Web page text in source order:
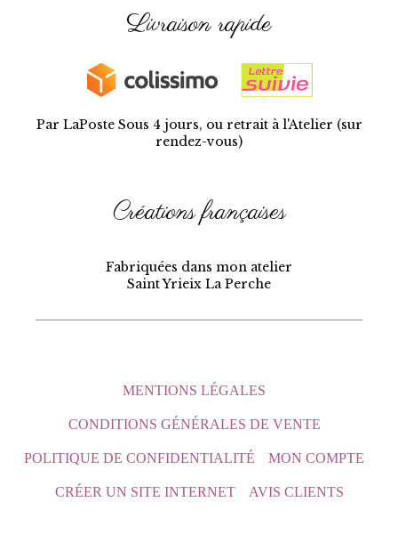
Livraison rapide
Par LaPoste Sous 4 jours, ou retrait à l'Atelier (sur
rendez-vous)
Créations françaises
Fabriquées dans mon atelier
Saint Yrieix La Perche
MENTIONS LÉGALES
CONDITIONS GÉNÉRALES DE VENTE
POLITIQUE DE CONFIDENTIALITÉ MON COMPTE
CRÉER UN SITE INTERNET AVIS CLIENTS